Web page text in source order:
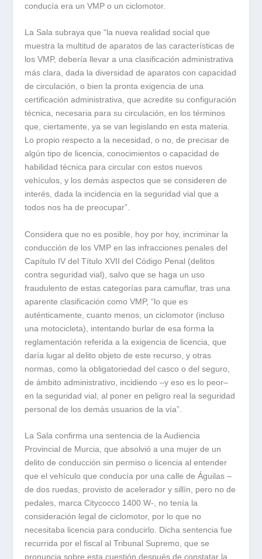
conducía era un VMP o un ciclomotor.
La Sala subraya que “la nueva realidad social que
muestra la multitud de aparatos de las características de
los VMP, debería llevar a una clasificación administrativa
más clara, dada la diversidad de aparatos con capacidad
de circulación, o bien la pronta exigencia de una
certificación administrativa, que acredite su configuración
técnica, necesaria para su circulación, en los términos
que, ciertamente, ya se van legislando en esta materia.
Lo propio respecto a la necesidad, o no, de precisar de
algún tipo de licencia, conocimientos o capacidad de
habilidad técnica para circular con estos nuevos
vehículos, y los demás aspectos que se consideren de
interés, dada la incidencia en la seguridad vial que a
todos nos ha de preocupar”.
Considera que no es posible, hoy por hoy, incriminar la
conducción de los VMP en las infracciones penales del
Capítulo IV del Título XVII del Código Penal (delitos
contra seguridad vial), salvo que se haga un uso
fraudulento de estas categorías para camuflar, tras una
aparente clasificación como VMP, “lo que es
auténticamente, cuanto menos, un ciclomotor (incluso
una motocicleta), intentando burlar de esa forma la
reglamentación referida a la exigencia de licencia, que
daría lugar al delito objeto de este recurso, y otras
normas, como la obligatoriedad del casco o del seguro,
de ámbito administrativo, incidiendo –y eso es lo peor–
en la seguridad vial, al poner en peligro real la seguridad
personal de los demás usuarios de la vía”.
La Sala confirma una sentencia de la Audiencia
Provincial de Murcia, que absolvió a una mujer de un
delito de conducción sin permiso o licencia al entender
que el vehículo que conducía por una calle de Águilas –
de dos ruedas, provisto de acelerador y sillín, pero no de
pedales, marca Citycocco 1400 W-, no tenía la
consideración legal de ciclomotor, por lo que no
necesitaba licencia para conducirlo. Dicha sentencia fue
recurrida por el fiscal al Tribunal Supremo, que se
pronuncia sobre esta cuestión después de constatar la